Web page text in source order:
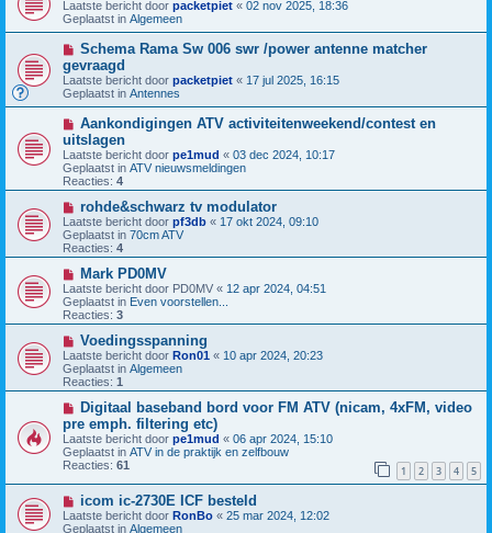
tr
i
h
t
e
u
w
b
e
r
i
c
t
Laatste bericht door packetpiet « 02 nov 2025, 18:36
Geplaatst in Algemeen
N
e
u
w
b
e
r
i
c
h
t
Schema Rama Sw 006 swr /power antenne matcher
gevraagd
Laatste bericht door packetpiet « 17 jul 2025, 16:15
Geplaatst in Antennes
N
i
e
u
w
b
i
c
h
Aankondigingen ATV activiteitenweekend/contest en
uitslagen
Laatste bericht door pe1mud « 03 dec 2024, 10:17
Geplaatst in ATV nieuwsmeldingen
Reacties: 4
N
i
e
u
w
b
e
r
i
c
h
rohde&schwarz tv modulator
Laatste bericht door pf3db « 17 okt 2024, 09:10
Geplaatst in 70cm ATV
Reacties: 4
N
i
e
u
w
b
r
i
c
h
Mark PD0MV
Laatste bericht door PD0MV « 12 apr 2024, 04:51
Geplaatst in Even voorstellen...
Reacties: 3
N
i
e
u
w
b
e
r
i
c
h
t
Voedingsspanning
Laatste bericht door Ron01 « 10 apr 2024, 20:23
Geplaatst in Algemeen
Reacties: 1
N
e
u
w
b
e
c
Digitaal baseband bord voor FM ATV (nicam, 4xFM, video
pre emph. filtering etc)
Laatste bericht door pe1mud « 06 apr 2024, 15:10
Geplaatst in ATV in de praktijk en zelfbouw
Reacties: 61 1 2 3 4 5
N
i
e
icom ic-2730E ICF besteld
Laatste bericht door RonBo « 25 mar 2024, 12:02
Geplaatst in Algemeen